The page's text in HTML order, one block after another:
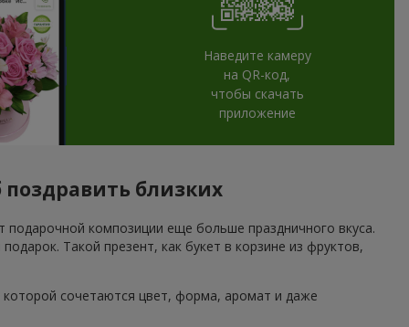
Наведите камеру
на QR-код,
чтобы скачать
приложение
близких
композиции еще больше праздничного вкуса.
Такой презент, как букет в корзине из фруктов,
сочетаются цвет, форма, аромат и даже